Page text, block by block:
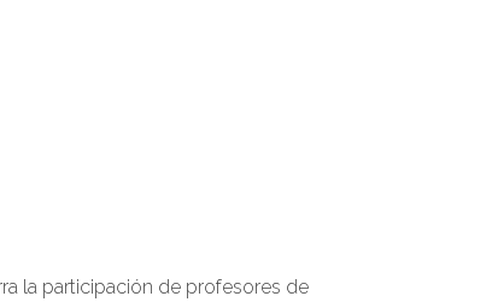
la participación de profesores de